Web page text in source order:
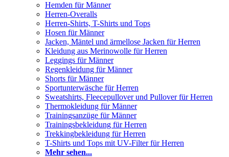
Hemden für Männer
Herren-Overalls
Herren-Shirts, T-Shirts und Tops
Hosen für Männer
Jacken, Mäntel und ärmellose Jacken für Herren
Kleidung aus Merinowolle für Herren
Leggings für Männer
Regenkleidung für Männer
Shorts für Männer
Sportunterwäsche für Herren
Sweatshirts, Fleecepullover und Pullover für Herren
Thermokleidung für Männer
Trainingsanzüge für Männer
Trainingsbekleidung für Herren
Trekkingbekleidung für Herren
T-Shirts und Tops mit UV-Filter für Herren
Mehr sehen...